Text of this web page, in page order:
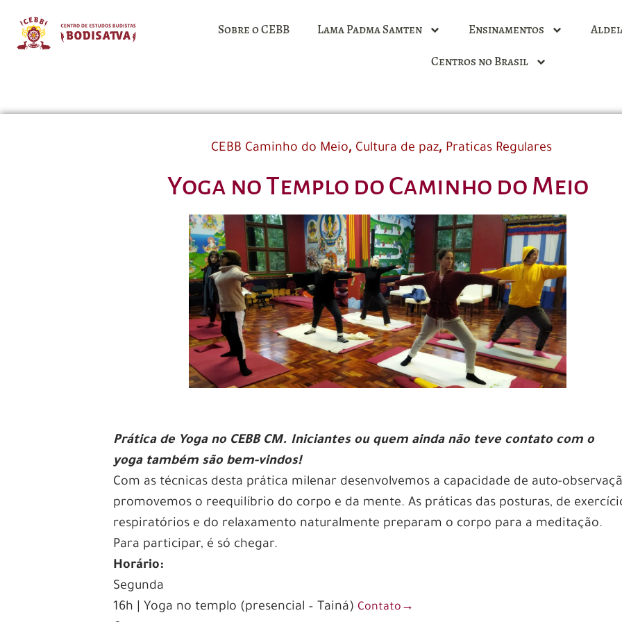
Sobre o CEBB Lama Padma Samten Ensinamentos
Centros no Brasil
CEBB Caminho do Meio, Cultura de paz, Praticas Regulares
Yoga no Templo do Caminho do Meio
Prática de Yoga no CEBB CM. Iniciantes ou quem ainda não teve contato com o
yogatambém são bem-vindos!
Com as técnicas desta prática milenar desenvolvemos a capacidade de auto-
promovemos o reequilíbrio do corpo e da mente. As práticas das posturas, de
respiratórios e do relaxamento naturalmente preparam o corpo para a meditação.
Para participar, é só chegar.
Horário:
Segunda
16h | Yoga no templo (presencial – Tainá) Contato→